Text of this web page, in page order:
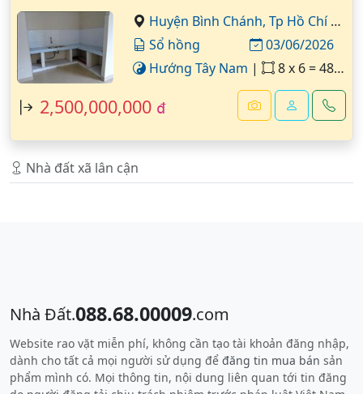
Huyện Bình Chánh,Tp Hồ Chí Minh
Sổ hồng
03/06/2026
Hướng Tây Nam | 8 x 6 = 48 m²
2,500,000,000 đ
Nhà đất xã lân cận
Nhà Đất.088.68.00009.com
Website rao vặt miễn phí, không cần tạo tài khoản đăng nhập,
dành cho tất cả mọi người sử dụng để đăng tin mua bán sản
phẩm mình có. Mọi thông tin, nội dung liên quan tới tin đăng